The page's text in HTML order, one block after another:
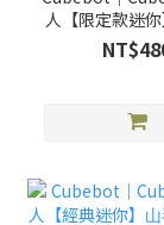
⼈【限定款迷
積⽊變形機器⼈
系列